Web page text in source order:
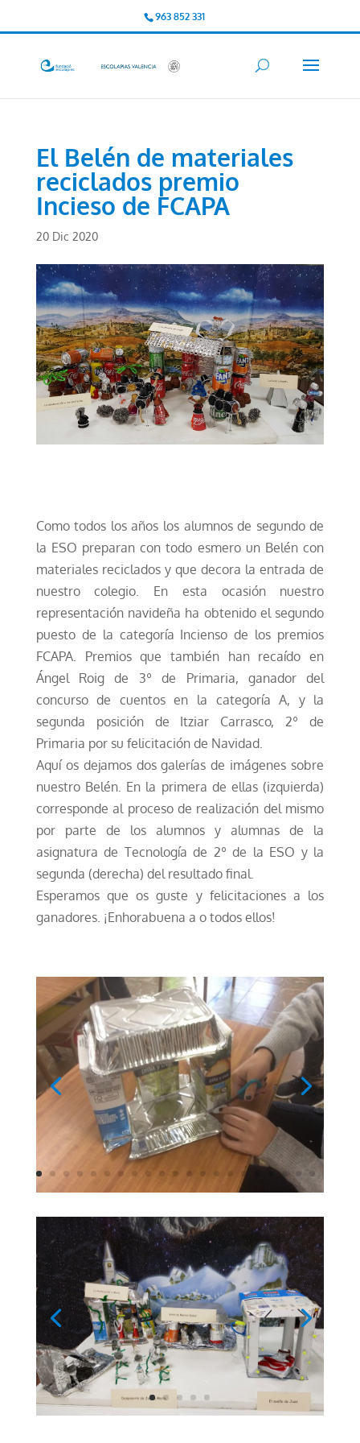
963 852 331
El Belén de materiales
reciclados premio
Incieso de FCAPA
20 Dic 2020
Como todos los años los alumnos de segundo de
la ESO preparan con todo esmero un Belén con
materiales reciclados y que decora la entrada de
nuestro colegio. En esta ocasión nuestro
representación navideña ha obtenido el segundo
puesto de la categoría Incienso de los premios
FCAPA. Premios que también han recaído en
Ángel Roig de 3º de Primaria, ganador del
concurso de cuentos en la categoría A, y la
segunda posición de Itziar Carrasco, 2º de
Primaria por su felicitación de Navidad.
Aquí os dejamos dos galerías de imágenes sobre
nuestro Belén. En la primera de ellas (izquierda)
corresponde al proceso de realización del mismo
por parte de los alumnos y alumnas de la
asignatura de Tecnología de 2º de la ESO y la
segunda (derecha) del resultado final.
Esperamos que os guste y felicitaciones a los
ganadores. ¡Enhorabuena a o todos ellos!